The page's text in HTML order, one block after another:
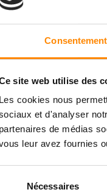
Consentement
site web utilise des
Les cookies nous
et d'analyser
partenaires de médias
leur avez fournies
Nécessaires